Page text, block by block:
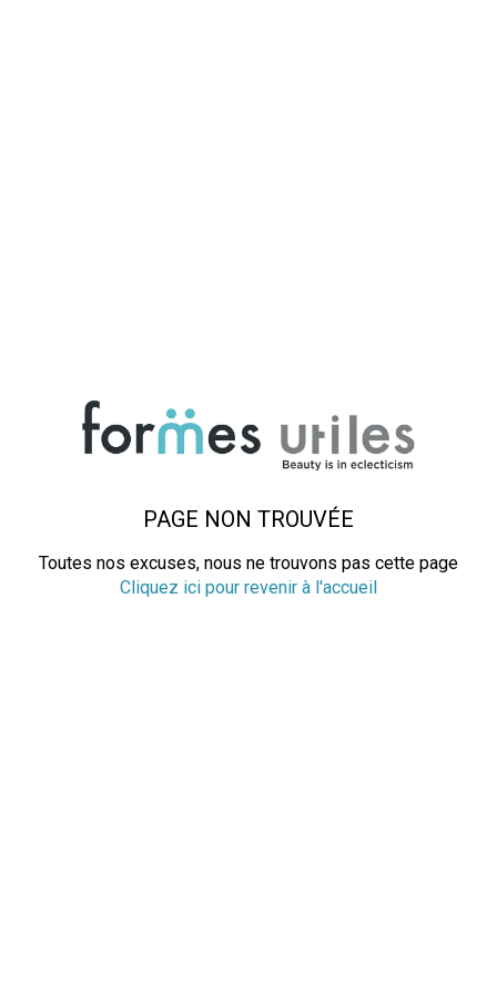
PAGE NON TROUVÉE
Toutes nos excuses, nous ne trouvons pas cette page
Cliquez ici pour revenir à l'accueil